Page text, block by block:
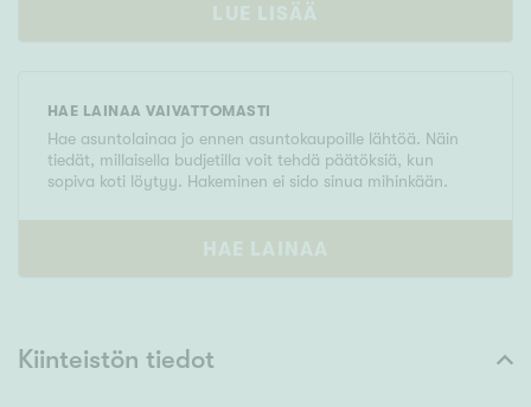
LUE LISÄÄ
HAE LAINAA VAIVATTOMASTI
Hae asuntolainaa jo ennen asuntokaupoille lähtöä. Näin
tiedät, millaisella budjetilla voit tehdä päätöksiä, kun
sopiva koti löytyy. Hakeminen ei sido sinua mihinkään.
HAE LAINAA
Kiinteistön tiedot